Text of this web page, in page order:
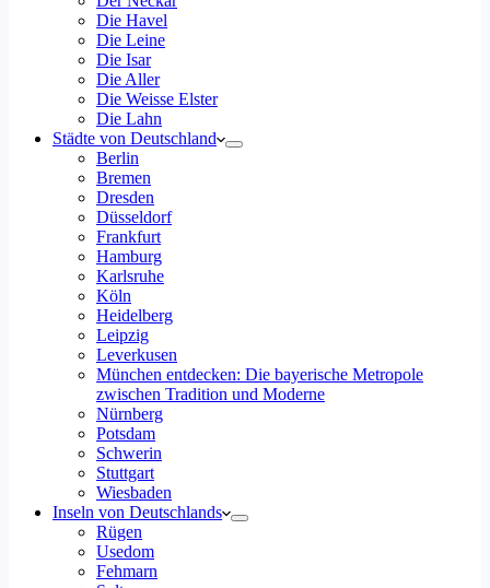
Die Havel
Die Leine
Die Isar
Die Aller
Die Weisse Elster
Die Lahn
Städte von Deutschland
Berlin
Bremen
Dresden
Düsseldorf
Frankfurt
Hamburg
Karlsruhe
Köln
Heidelberg
Leipzig
Leverkusen
München entdecken: Die bayerische Metropole
zwischen Tradition und Moderne
Nürnberg
Potsdam
Schwerin
Stuttgart
Wiesbaden
Inseln von Deutschlands
Rügen
Usedom
Fehmarn